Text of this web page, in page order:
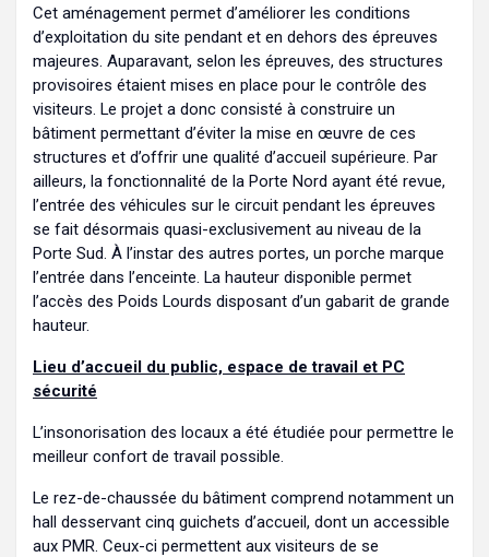
Cet aménagement permet d’améliorer les conditions
d’exploitation du site pendant et en dehors des épreuves
majeures. Auparavant, selon les épreuves, des structures
provisoires étaient mises en place pour le contrôle des
visiteurs. Le projet a donc consisté à construire un
bâtiment permettant d’éviter la mise en œuvre de ces
structures et d’offrir une qualité d’accueil supérieure. Par
ailleurs, la fonctionnalité de la Porte Nord ayant été revue,
l’entrée des véhicules sur le circuit pendant les épreuves
se fait désormais quasi-exclusivement au niveau de la
Porte Sud. À l’instar des autres portes, un porche marque
l’entrée dans l’enceinte. La hauteur disponible permet
l’accès des Poids Lourds disposant d’un gabarit de grande
hauteur.
Lieu d’accueil du public, espace de travail et PC
sécurité
L’insonorisation des locaux a été étudiée pour permettre le
meilleur confort de travail possible.
Le rez-de-chaussée du bâtiment comprend notamment un
hall desservant cinq guichets d’accueil, dont un accessible
aux PMR. Ceux-ci permettent aux visiteurs de se